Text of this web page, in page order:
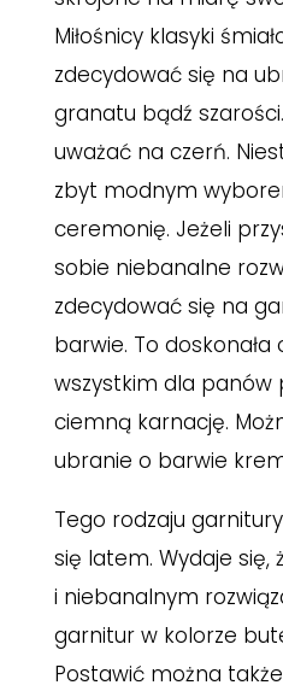
Miłośnicy klasyki
zdecydować się na
granatu bądź
uważać na czerń.
zbyt modnym
ceremonię. Jeżeli
sobie niebanalne
zdecydować się na
barwie. To
wszystkim dla panów
ciemną karnację.
ubranie o barwie
Tego rodzaju
się latem. Wydaje się,
i niebanalnym
garnitur w kolorze
Postawić można